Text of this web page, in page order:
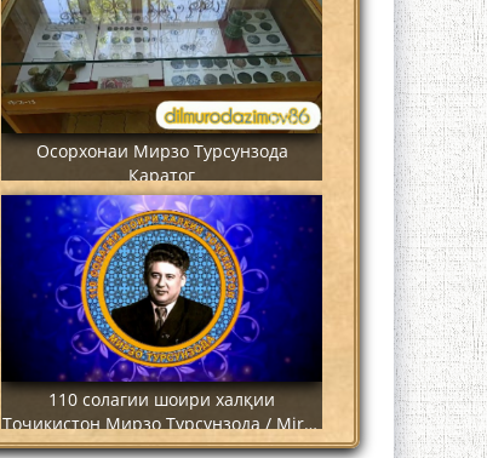
Осорхонаи Мирзо Турсунзода
Каратог
110 солагии шоири халқии
Тоҷикистон Мирзо Турсунзода / Mirzo
Tursunzoda